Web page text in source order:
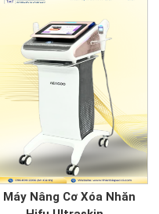
Máy Nâng Cơ Xóa Nhăn